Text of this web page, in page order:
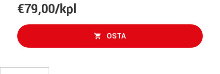
€79,00/kpl
OSTA